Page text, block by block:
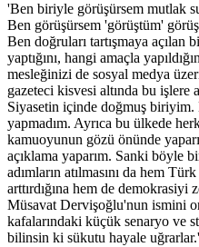
'Ben biriyle görüşürsem mutlak
Ben görüşürsem 'görüştüm'
Ben doğruları tartışmaya açılan
yaptığını, hangi amaçla
mesleğinizi de sosyal medya
gazeteci kisvesi altında bu işlere
Siyasetin içinde doğmuş
yapmadım. Ayrıca bu ülkede
kamuoyunun gözü önünde
açıklama yaparım. Sanki böyle
adımların atılmasını da hem
arttırdığına hem de demokrasiyi
Müsavat Dervişoğlu'nun ismini
kafalarındaki küçük senaryo ve
bilinsin ki sükutu hayale uğrarlar.'